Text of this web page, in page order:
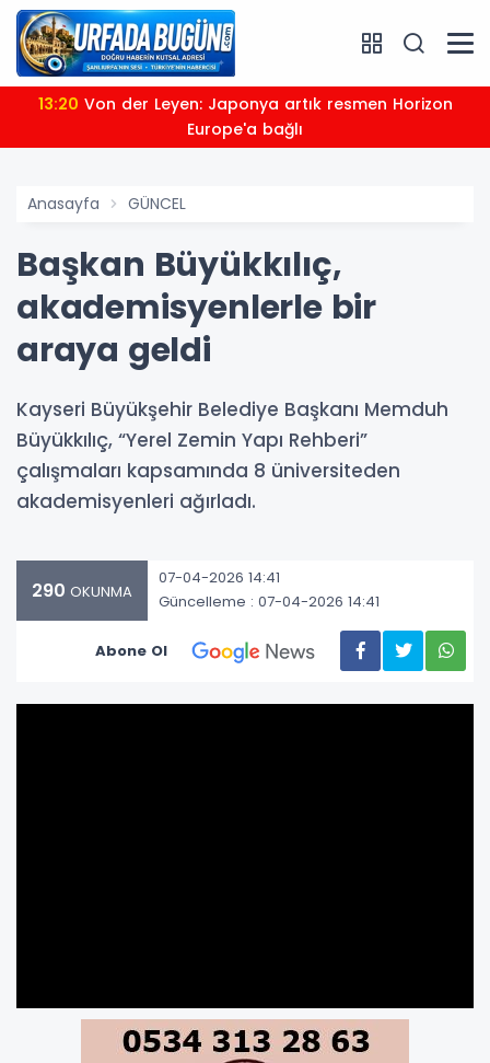
13:20
Europe'a bağlı
Anasayfa GÜNCEL
Başkan Büyükkılıç,
akademisyenlerle bir
araya geldi
Kayseri Büyükşehir Belediye Başkanı Memduh
Büyükkılıç, “Yerel Zemin Yapı Rehberi”
çalışmaları kapsamında 8 üniversiteden
akademisyenleri ağırladı.
290 OKUNMA
07-04-2026 14:41
Güncelleme : 07-04-2026 14:41
Abone Ol